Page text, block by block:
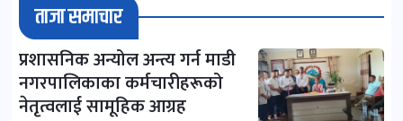
ताजा समाचार
प्रशासनिक अन्योल अन्त्य गर्न माडी
नगरपालिकाका कर्मचारीहरूको
नेतृत्वलाई सामूहिक आग्रह